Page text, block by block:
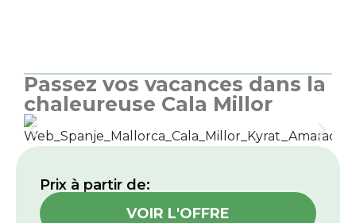
Passez vos vacances dans la
chaleureuse Cala Millor
Prix ​​à partir de:
VOIR L'OFFRE